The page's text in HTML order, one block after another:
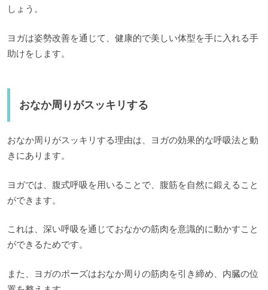
しょう。
ヨガは姿勢改善を通じて、健康的で美しい体型を手に入れる手
助けをします。
おなか周りがスッキリする
おなか周りがスッキリする理由は、ヨガの効果的な呼吸法と動
きにあります。
ヨガでは、腹式呼吸を用いることで、腹筋を自然に鍛えること
ができます。
これは、深い呼吸を通じておなかの筋肉を意識的に動かすこと
ができるためです。
また、ヨガのポーズはおなか周りの筋肉を引き締め、内臓の位